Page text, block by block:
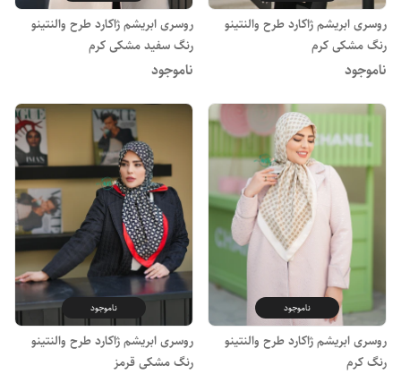
روسری ابریشم ژاکارد طرح والنتینو
رنگ مشکی کرم
ناموجود
روسری ابریشم ژاکارد طرح والنتینو
رنگ سفید مشکی کرم
ناموجود
ناموجود
روسری ابریشم ژاکارد طرح والنتینو
رنگ کرم
ناموجود
روسری ابریشم ژاکارد طرح والنتینو
رنگ مشکی قرمز